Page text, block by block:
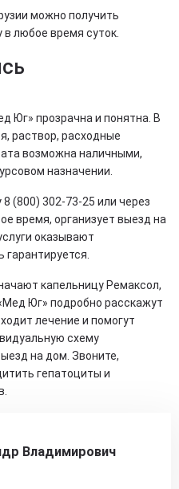
можно получить
любое время суток.
Юг» прозрачна и понятна. В
раствор, расходные
возможна наличными,
назначении.
(800) 302-73-25 или через
время, организует выезд на
оказывают
капельницу Ремаксол,
Юг» подробно расскажут
лечение и помогут
схему
на дом. Звоните,
гепатоциты и
Владимирович